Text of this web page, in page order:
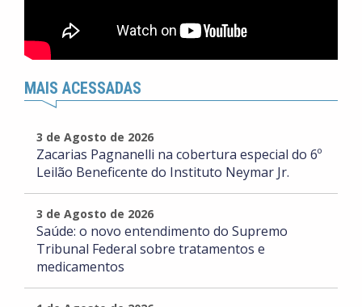
MAIS ACESSADAS
3 de Agosto de 2026
Zacarias Pagnanelli na cobertura especial do 6º
Leilão Beneficente do Instituto Neymar Jr.
3 de Agosto de 2026
Saúde: o novo entendimento do Supremo
Tribunal Federal sobre tratamentos e
medicamentos